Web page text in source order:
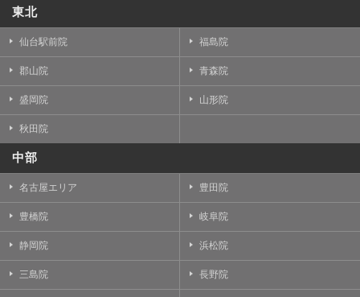
東北
仙台駅前院 福島院
郡山院 青森院
盛岡院 山形院
秋田院
中部
名古屋エリア 豊田院
豊橋院 岐阜院
静岡院 浜松院
三島院 長野院